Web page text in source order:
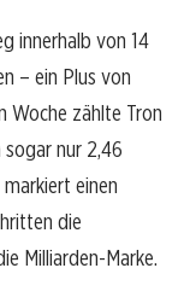
innerhalb von 14
– ein Plus von
Woche zählte Tron
sogar nur 2,46
einen
die
Milliarden-Marke.